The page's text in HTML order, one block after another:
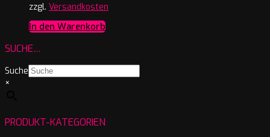
zzgl. Versandkosten
In den Warenkorb
SUCHE…
Suche
×
PRODUKT-KATEGORIEN